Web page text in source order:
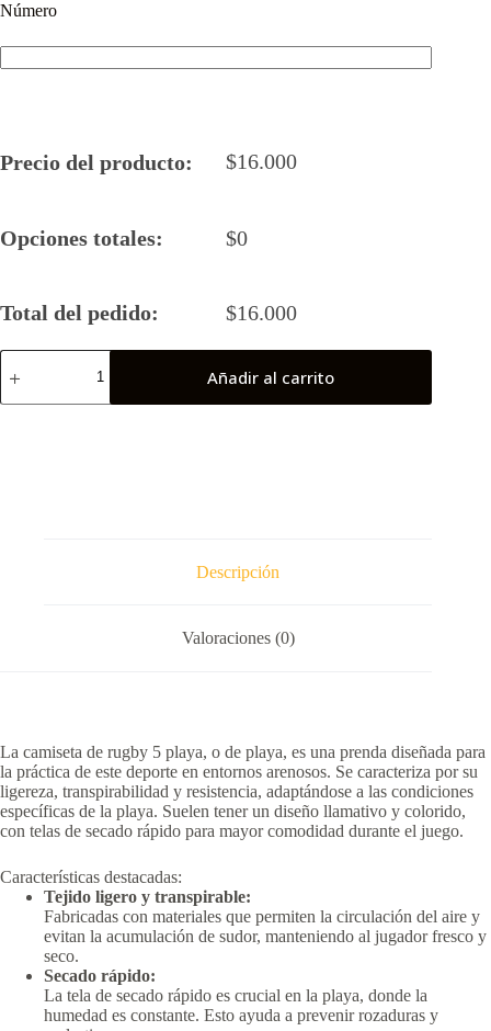
Número
Precio del producto: $16.000
Opciones totales: $0
Total del pedido: $16.000
Camiseta
Rugby
Añadir al carrito
Descripción
Valoraciones (0)
La camiseta de rugby 5 playa, o de playa, es una prenda diseñada para
la práctica de este deporte en entornos arenosos. Se caracteriza por su
ligereza, transpirabilidad y resistencia, adaptándose a las condiciones
específicas de la playa. Suelen tener un diseño llamativo y colorido,
con telas de secado rápido para mayor comodidad durante el juego.
Características destacadas:
Tejido ligero y transpirable:
Fabricadas con materiales que permiten la circulación del aire y
evitan la acumulación de sudor, manteniendo al jugador fresco y
seco.
Secado rápido:
La tela de secado rápido es crucial en la playa, donde la
humedad es constante. Esto ayuda a prevenir rozaduras y